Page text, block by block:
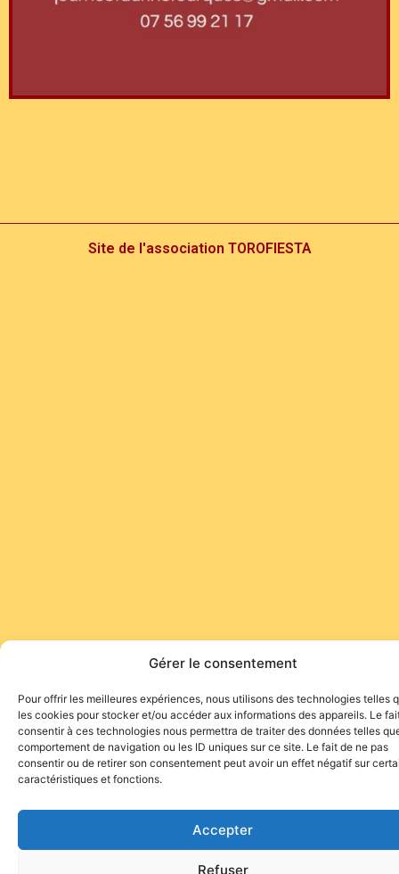
Gérer le consentement
Pour offrir les meilleures expériences, nous utilisons des technologies telles
les cookies pour stocker et/ou accéder aux informations des appareils. Le
consentir à ces technologies nous permettra de traiter des données telles
comportement de navigation ou les ID uniques sur ce site. Le fait de ne pas
consentir ou de retirer son consentement peut avoir un effet négatif sur
caractéristiques et fonctions.
Accepter
Refuser
Site de l'association TOROFIESTA